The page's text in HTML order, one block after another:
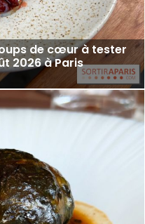
de cœur à tester
2026 à Paris